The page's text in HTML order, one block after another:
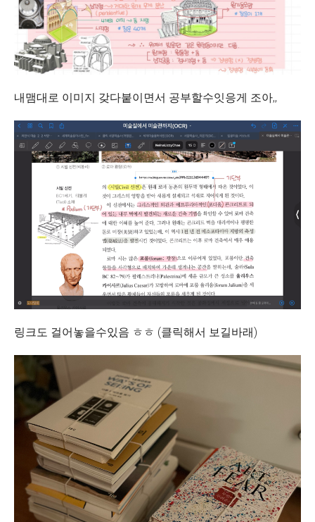
내맴대로 이미지 갖다붙이면서 공부할수잇응게 조아,,
링크도 걸어놓을수있음 ㅎㅎ (클릭해서 보길바래)